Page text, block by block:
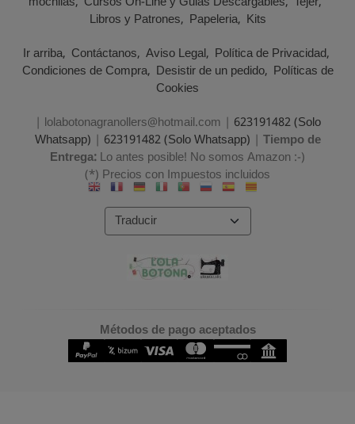
Libros y Patrones Papeleria Kits
Ir arriba Contáctanos Aviso Legal Política de Privacidad
Condiciones de Compra Desistir de un pedido Políticas de
Cookies
| lolabotonagranollers@hotmail.com | 623191482 (Solo
Whatsapp) | 623191482 (Solo Whatsapp) | Tiempo de
Entrega:Lo antes posible! No somos Amazon :-)
(*) Precios con Impuestos incluidos
Métodos de pago aceptados